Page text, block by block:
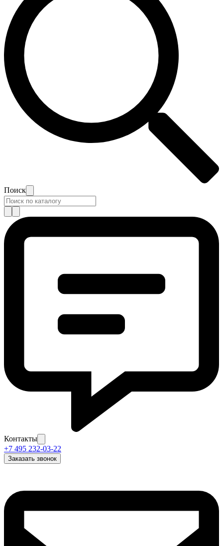
Поиск
Контакты
+7 495 232-03-22
Заказать звонок